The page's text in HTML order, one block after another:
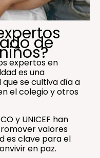
de
expertos en
es una
se cultiva día a
el colegio y otros
y UNICEF han
valores
es clave para el
en paz.